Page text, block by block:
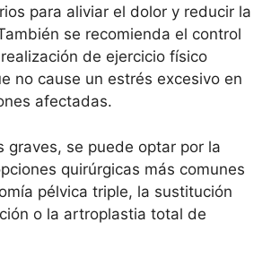
para aliviar el dolor y reducir la
se recomienda el control
de ejercicio físico
no cause un estrés excesivo en
afectadas.
graves, se puede optar por la
quirúrgicas más comunes
pélvica triple, la sustitución
o la artroplastia total de